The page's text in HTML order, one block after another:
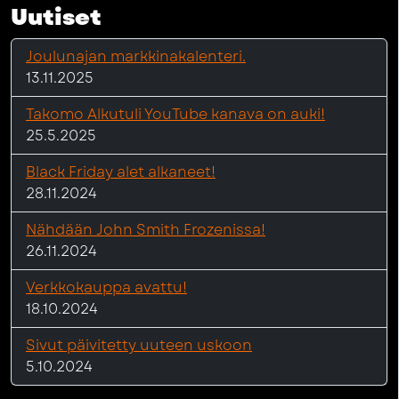
Uutiset
Joulunajan markkinakalenteri.
13.11.2025
Takomo Alkutuli YouTube kanava on auki!
25.5.2025
Black Friday alet alkaneet!
28.11.2024
Nähdään John Smith Frozenissa!
26.11.2024
Verkkokauppa avattu!
18.10.2024
Sivut päivitetty uuteen uskoon
5.10.2024